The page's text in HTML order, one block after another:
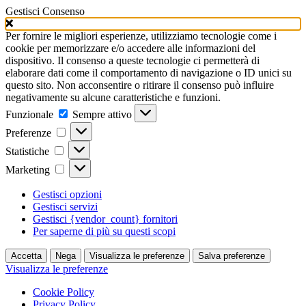
Gestisci Consenso
Per fornire le migliori esperienze, utilizziamo tecnologie come i
cookie per memorizzare e/o accedere alle informazioni del
dispositivo. Il consenso a queste tecnologie ci permetterà di
elaborare dati come il comportamento di navigazione o ID unici su
questo sito. Non acconsentire o ritirare il consenso può influire
negativamente su alcune caratteristiche e funzioni.
Funzionale
Funzionale
Sempre attivo
Preferenze
Preferenze
Statistiche Statistiche
Marketing Marketing
Gestisci opzioni
Gestisci servizi
Gestisci {vendor_count} fornitori
Per saperne di più su questi scopi
Accetta Nega Visualizza le preferenze Salva preferenze
Visualizza le preferenze
Cookie Policy